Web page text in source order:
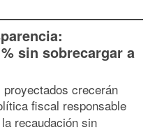
sin sobrecargar a
crecerán
fiscal responsable
recaudación sin